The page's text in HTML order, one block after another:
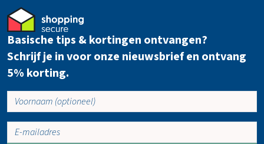
Basische tips & kortingen ontvangen?
Schrijf je in voor onze nieuwsbrief en ontvang
5% korting.
g
e
n